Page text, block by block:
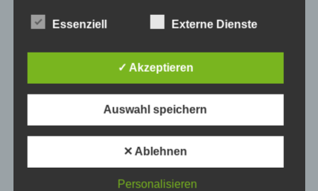
physiologischen, genetischen, psychischen,
wirtschaftlichen, kulturellen oder sozialen Identität
kann.
b) betroffene Person
identifizierbare natürliche Person, deren
personenbezogene Daten von dem für die Verarbeitung
Verantwortlichen verarbeitet werden.
Essenziell Externe Dienste
✓ Akzeptieren
Auswahl speichern
✕ Ablehnen
Personalisieren